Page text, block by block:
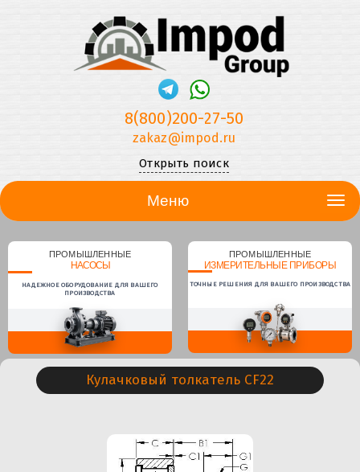
8(800)200-27-50
zakaz@impod.ru
Открыть поиск
Меню
ПРОМЫШЛЕННЫЕ
НАСОСЫ
НАДЕЖНОЕ ОБОРУДОВАНИЕ ДЛЯ ВАШЕГО
ПРОИЗВОДСТВА
ПРОМЫШЛЕННЫЕ
ИЗМЕРИТЕЛЬНЫЕ ПРИБОРЫ
ТОЧНЫЕ РЕШЕНИЯ ДЛЯ ВАШЕГО ПРОИЗВОДСТВА
Кулачковый толкатель CF22